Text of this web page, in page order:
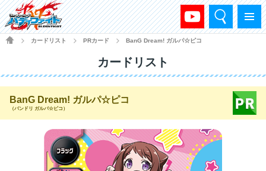
メニュー
検索
HOME
カードリスト PRカード BanG Dream! ガルパ☆ピコ
カードリスト
BanG Dream! ガルパ☆ピコ
（バンドリ ガルパ☆ピコ）